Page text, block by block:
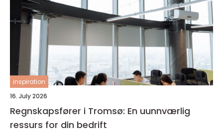
inspiration
16. July 2026
Regnskapsfører i Tromsø: En uunnværlig
ressurs for din bedrift